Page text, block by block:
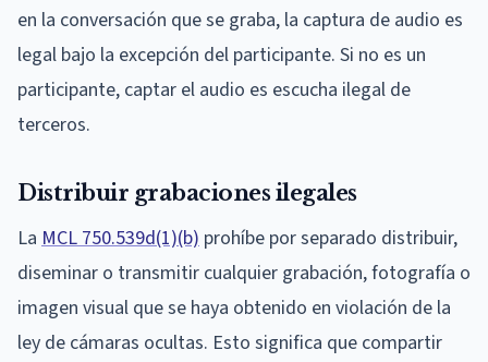
en la conversación que se graba, la captura de audio es
legal bajo la excepción del participante. Si no es un
participante, captar el audio es escucha ilegal de
terceros.
Distribuir grabaciones ilegales
La MCL 750.539d(1)(b) prohíbe por separado distribuir,
diseminar o transmitir cualquier grabación, fotografía o
imagen visual que se haya obtenido en violación de la
ley de cámaras ocultas. Esto significa que compartir